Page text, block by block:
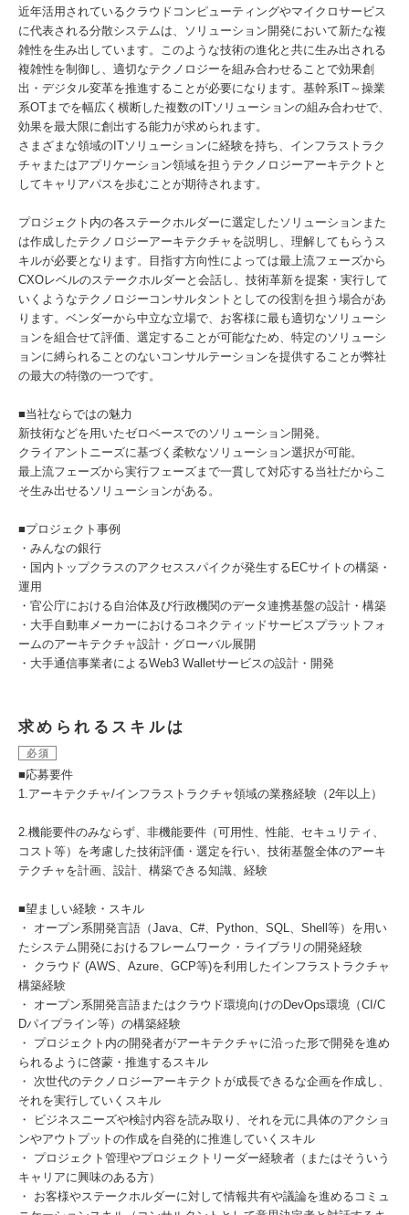
近年活用されているクラウドコンピューティングやマイクロサービス
に代表される分散システムは、ソリューション開発において新たな複
雑性を生み出しています。このような技術の進化と共に生み出される
複雑性を制御し、適切なテクノロジーを組み合わせることで効果創
出・デジタル変革を推進することが必要になります。基幹系IT～操業
系OTまでを幅広く横断した複数のITソリューションの組み合わせで、
効果を最大限に創出する能力が求められます。
さまざまな領域のITソリューションに経験を持ち、インフラストラク
チャまたはアプリケーション領域を担うテクノロジーアーキテクトと
してキャリアパスを歩むことが期待されます。
プロジェクト内の各ステークホルダーに選定したソリューションまた
は作成したテクノロジーアーキテクチャを説明し、理解してもらうス
キルが必要となります。目指す方向性によっては最上流フェーズから
CXOレベルのステークホルダーと会話し、技術革新を提案・実行して
いくようなテクノロジーコンサルタントとしての役割を担う場合があ
ります。ベンダーから中立な立場で、お客様に最も適切なソリューシ
ョンを組合せて評価、選定することが可能なため、特定のソリューシ
ョンに縛られることのないコンサルテーションを提供することが弊社
の最大の特徴の一つです。
■当社ならではの魅力
新技術などを用いたゼロベースでのソリューション開発。
クライアントニーズに基づく柔軟なソリューション選択が可能。
最上流フェーズから実行フェーズまで一貫して対応する当社だからこ
そ生み出せるソリューションがある。
■プロジェクト事例
・みんなの銀行
・国内トップクラスのアクセススパイクが発生するECサイトの構築・
運用
・官公庁における自治体及び行政機関のデータ連携基盤の設計・構築
・大手自動車メーカーにおけるコネクティッドサービスプラットフォ
ームのアーキテクチャ設計・グローバル展開
・大手通信事業者によるWeb3 Walletサービスの設計・開発
求められるスキルは
必須
■応募要件
1.アーキテクチャ/インフラストラクチャ領域の業務経験（2年以上）
2.機能要件のみならず、非機能要件（可用性、性能、セキュリティ、
コスト等）を考慮した技術評価・選定を行い、技術基盤全体のアーキ
テクチャを計画、設計、構築できる知識、経験
■望ましい経験・スキル
・ オープン系開発言語（Java、C#、Python、SQL、Shell等）を用い
たシステム開発におけるフレームワーク・ライブラリの開発経験
・ クラウド (AWS、Azure、GCP等)を利用したインフラストラクチャ
構築経験
・ オープン系開発言語またはクラウド環境向けのDevOps環境（CI/C
Dパイプライン等）の構築経験
・ プロジェクト内の開発者がアーキテクチャに沿った形で開発を進め
られるように啓蒙・推進するスキル
・ 次世代のテクノロジーアーキテクトが成長できるな企画を作成し、
それを実行していくスキル
・ ビジネスニーズや検討内容を読み取り、それを元に具体のアクショ
ンやアウトプットの作成を自発的に推進していくスキル
・ プロジェクト管理やプロジェクトリーダー経験者（またはそういう
キャリアに興味のある方）
・ お客様やステークホルダーに対して情報共有や議論を進めるコミュ